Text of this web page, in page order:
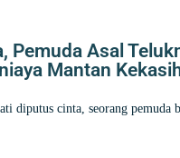
Pemuda Asal
Mantan
diputus cinta, seorang pemuda